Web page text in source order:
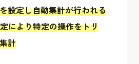
設定し自動集計が行われる
により特定の操作をトリ
計